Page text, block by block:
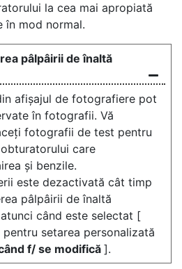
la cea mai apropiată
în mod normal.
pâlpâirii de înaltă
afișajul de fotografiere pot
în fotografii. Vă
fotografii de test pentru
care
și benzile.
este dezactivată cât timp
pâlpâirii de înaltă
când este selectat [
pentru setarea personalizată
f/ se modifică ].